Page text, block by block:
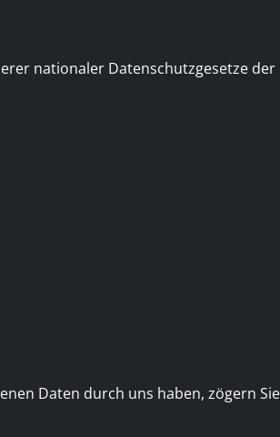
nationaler Datenschutzgesetze
Daten durch uns haben, zögern